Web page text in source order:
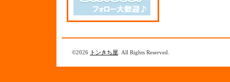
©2026 トンきち屋 . All Rights Reserved.